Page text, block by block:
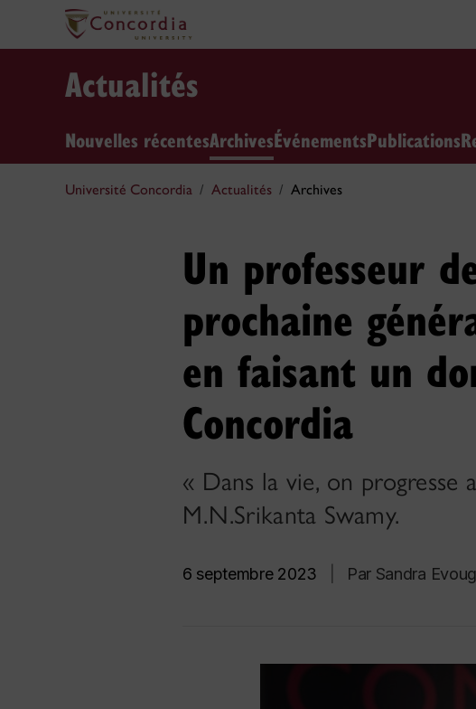
Actualités
Nouvelles récentesArchivesÉvénementsPublications
Université Concordia Actualités Archives
Un professeur
prochaine
en faisant un
Concordia
« Dans la vie, on progresse
M.N.Srikanta Swamy.
6 septembre 2023 Par Sandra